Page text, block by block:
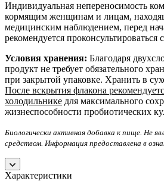
Индивидуальная непереносимость
кормящим женщинам и лицам,
медицинским наблюдением, перед
рекомендуется
Условия хранения: Благодаря
продукт не требует обязательного
при закрытой упаковке. Хранить в
После вскрытия флакона
холодильнике для максимального
жизнеспособности пробиотических
Биологически активная добавка к пище. Не
средством. Информация предоставлена в
Характеристики